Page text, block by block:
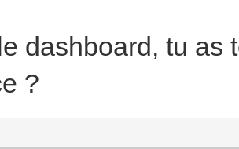
dashboard, tu as
?